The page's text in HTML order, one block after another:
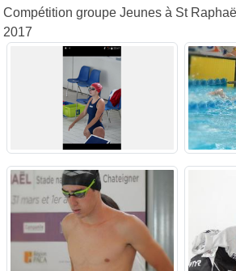
Compétition groupe Jeunes à St
2017